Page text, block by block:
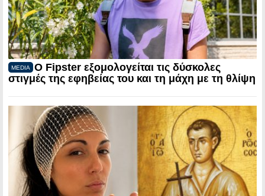
MEDIA
Ο Fipster εξομολογείται τις δύσκολες
στιγμές της εφηβείας του και τη μάχη με τη θλίψη